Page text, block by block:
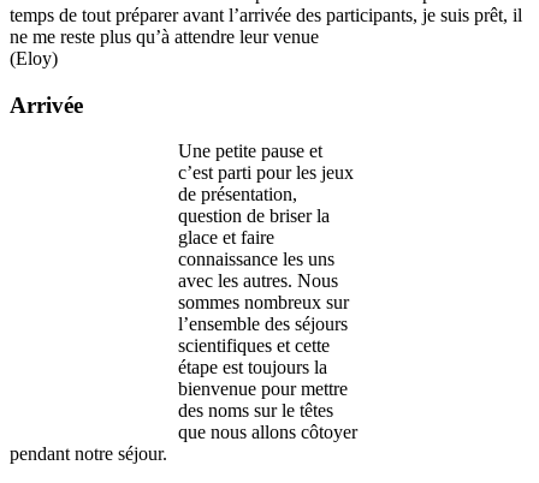
temps de tout préparer avant l’arrivée des participants, je suis prêt, il
ne me reste plus qu’à attendre leur venue
(Eloy)
Arrivée
Une petite pause et
c’est parti pour les jeux
de présentation,
question de briser la
glace et faire
connaissance les uns
avec les autres. Nous
sommes nombreux sur
l’ensemble des séjours
scientifiques et cette
étape est toujours la
bienvenue pour mettre
des noms sur le têtes
que nous allons côtoyer
pendant notre séjour.